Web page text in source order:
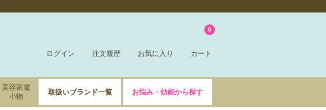
ログイン 注文履歴 お気に入り カート
0
美容家電
小物
取扱いブランド一覧 お悩み・効能から探す